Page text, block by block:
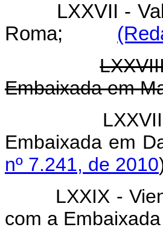
LXXVII -
Roma;
Embaixada em
Embaixada
nº 7.241, de 2010
LXXIX -
com a